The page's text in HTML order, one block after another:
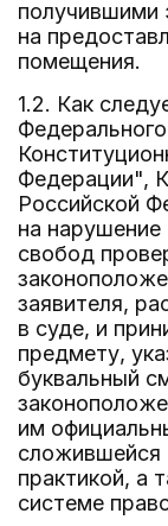
получившими
на
помещения.
1.2. Как
Федерации",
Российской
на нарушение
свобод
заявителя,
в суде, и
предмету,
буквальный
им
сложившейся
практикой, а
системе